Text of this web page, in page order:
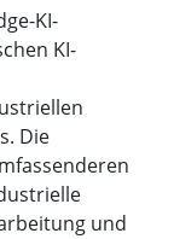
KI-
KI-
Die
und